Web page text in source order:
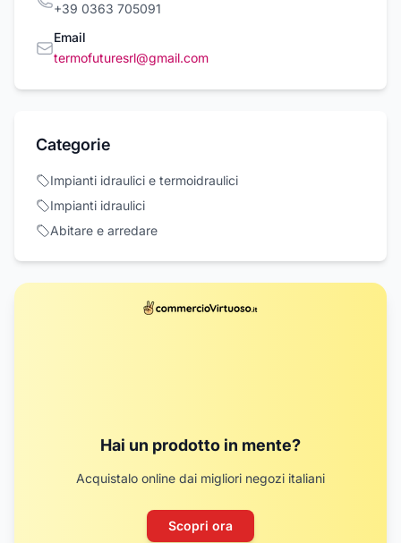
+39 0363 705091
Email
termofuturesrl@gmail.com
Categorie
Impianti idraulici e termoidraulici
Impianti idraulici
Abitare e arredare
Hai un prodotto in mente?
Acquistalo online dai migliori negozi italiani
Scopri ora